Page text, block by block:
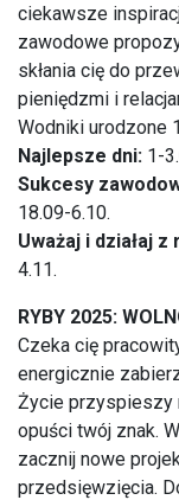
ciekawsze
zawodowe
skłania cię do
pieniędzmi i
Wodniki urodzone
Najlepsze dni: 1-
Sukcesy
18.09-6.10.
Uważaj i działaj z
4.11.
RYBY 2025:
Czeka cię
energicznie
Życie przyspieszy
opuści twój znak.
zacznij nowe
przedsięwzięcia.